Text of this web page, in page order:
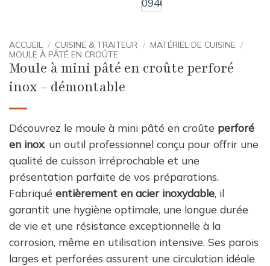
ACCUEIL / CUISINE & TRAITEUR / MATÉRIEL DE CUISINE /
MOULE À PÂTÉ EN CROÛTE
Moule à mini pâté en croûte perforé
inox – démontable
Découvrez le moule à mini pâté en croûte perforé
en inox, un outil professionnel conçu pour offrir une
qualité de cuisson irréprochable et une
présentation parfaite de vos préparations.
Fabriqué entièrement en acier inoxydable, il
garantit une hygiène optimale, une longue durée
de vie et une résistance exceptionnelle à la
corrosion, même en utilisation intensive. Ses parois
larges et perforées assurent une circulation idéale